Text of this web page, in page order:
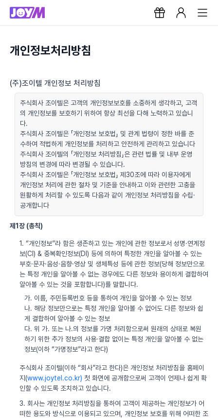
개인정보처리방침
(주)조이텔 개인정보 처리방침
주식회사 조이텔은 고객의 개인정보보호를 소중하게 생각하고, 고객
의 개인정보를 보호하기 위하여 항상 최선을 다해 노력하고 있습니
다.
주식회사 조이텔은 「개인정보 보호법」 및 관계 법령이 정한 바를 준
수하여 적법하게 개인정보를 처리하고 안전하게 관리하고 있습니다
주식회사 조이텔의 「개인정보 처리방침」은 관련 법률 및 내부 운영
방침의 변경에 따라 변경될 수 있습니다.
주식회사 조이텔은 「개인정보 보호법」 제30조에 따라 이용자에게
개인정보 처리에 관한 절차 및 기준을 안내하고 이와 관련한 고충을
원활하게 처리할 수 있도록 다음과 같이 개인정보 처리방침을 수립·
공개합니다
제1장 (총칙)
1. “개인정보”라 함은 생존하고 있는 개인에 관한 정보로서 성명·연계정
보(CI) & 중복확인정보(DI) 등에 의하여 특정한 개인을 알아볼 수 있는
부호·문자·음성·음향·영상 및 생체특성 등에 관한 정보(당해 정보만으로
는 특정 개인을 알아볼 수 없는 경우에도 다른 정보와 용이하게 결합하여
알아볼 수 있는 것을 포함합니다)를 말합니다.
가. 이름, 주민등록번호 등을 통하여 개인을 알아볼 수 있는 정보
나. 해당 정보만으로는 특정 개인을 알아볼 수 없어도 다른 정보와 쉽
게 결합하여 알아볼 수 있는 정보
다. 위 가. 또는 나.의 정보를 가명 처리함으로써 원래의 상태로 복원
하기 위한 추가 정보의 사용·결합 없이는 특정 개인을 알아볼 수 없는
정보(이하 “가명정보”라고 한다)
주식회사 조이텔(이하 “회사”라고 한다)은 개인정보 처리방침을 홈페이
지(www.joytel.co.kr) 첫 화면에 공개함으로써 고객이 언제나 쉽게 확
인할 수 있도록 조치하고 있습니다.
3. 회사는 개인정보 처리방침을 통하여 고객이 제공하는 개인정보가 어
떠한 용도와 방식으로 이용되고 있으며, 개인정보 보호를 위해 어떠한 조